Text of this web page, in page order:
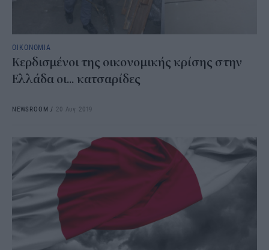
ΟΙΚΟΝΟΜΙΑ
Κερδισμένοι της οικονομικής κρίσης στην
Ελλάδα οι... κατσαρίδες
NEWSROOM / 20 Αυγ 2019